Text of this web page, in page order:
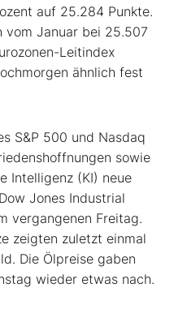
auf 25.284 Punkte.
vom Januar bei 25.507
Leitindex
ähnlich fest
S&P 500 und Nasdaq
sowie
Intelligenz (KI) neue
Jones Industrial
vergangenen Freitag.
zeigten zuletzt einmal
Die Ölpreise gaben
wieder etwas nach.